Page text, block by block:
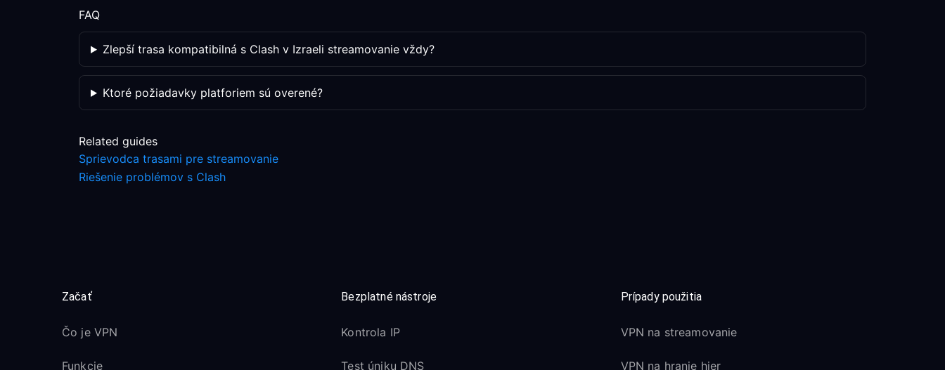
FAQ
Zlepší trasa kompatibilná s Clash v Izraeli streamovanie vždy?
Ktoré požiadavky platforiem sú overené?
Related guides
Sprievodca trasami pre streamovanie
Riešenie problémov s Clash
Začať
Čo je VPN
Funkcie
Bezplatné nástroje
Kontrola IP
Test úniku DNS
Prípady použitia
VPN na streamovanie
VPN na hranie hier